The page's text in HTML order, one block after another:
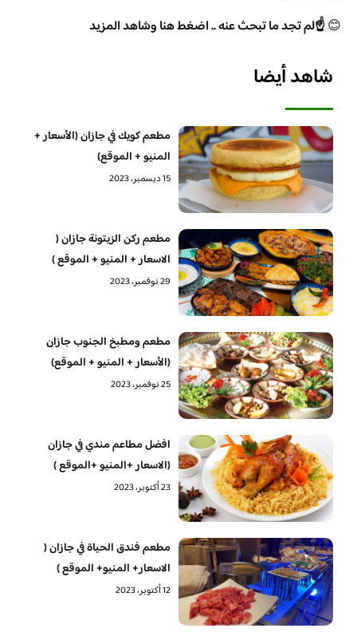
😊☝️لم تجد ما تبحث عنه .. اضغط هنا وشاهد المزيد
شاهد أيضا
مطعم كويك في جازان (الأسعار +
المنيو + الموقع)
15 ديسمبر، 2023
مطعم ركن الزيتونة جازان (
الاسعار + المنيو + الموقع )
29 نوفمبر، 2023
مطعم ومطبخ الجنوب جازان
(الأسعار + المنيو + الموقع)
25 نوفمبر، 2023
افضل مطاعم مندي في جازان
(الاسعار +المنيو +الموقع )
23 أكتوبر، 2023
مطعم فندق الحياة في جازان (
الاسعار+ المنيو+ الموقع )
12 أكتوبر، 2023